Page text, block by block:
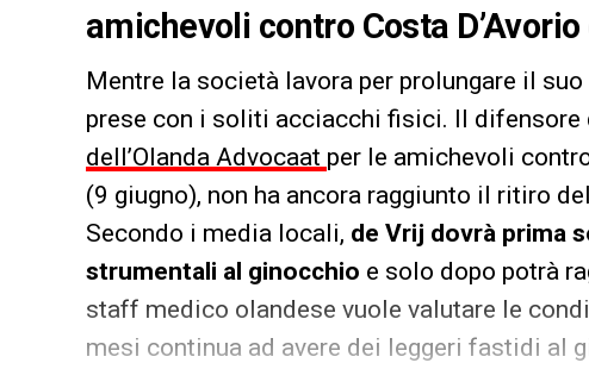
amichevoli contro Costa
Mentre la società lavora per prolungare il
prese con i soliti acciacchi fisici. Il difensore
dell’Olanda Advocaat per le amichevoli
(9 giugno), non ha ancora raggiunto il ritiro
Secondo i media locali, de Vrij dovrà prima
strumentali al ginocchio e solo dopo potrà
staff medico olandese vuole valutare le
mesi continua ad avere dei leggeri fastidi al